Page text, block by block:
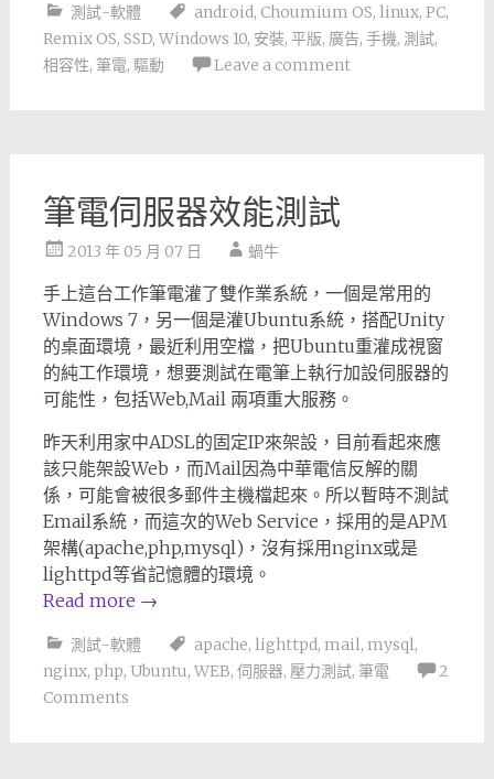
測試-軟體 android, Choumium OS, linux, PC,
Remix OS, SSD, Windows 10, 安裝, 平版, 廣告, 手機, 測試,
相容性, 筆電, 驅動 Leave a comment
筆電伺服器效能測試
2013 年 05 月 07 日 蝸牛
手上這台工作筆電灌了雙作業系統，一個是常用的
Windows 7，另一個是灌Ubuntu系統，搭配Unity
的桌面環境，最近利用空檔，把Ubuntu重灌成視窗
的純工作環境，想要測試在電筆上執行加設伺服器的
可能性，包括Web,Mail 兩項重大服務。
昨天利用家中ADSL的固定IP來架設，目前看起來應
該只能架設Web，而Mail因為中華電信反解的關
係，可能會被很多郵件主機檔起來。所以暫時不測試
Email系統，而這次的Web Service，採用的是APM
架構(apache,php,mysql)，沒有採用nginx或是
lighttpd等省記憶體的環境。
Read more →
測試-軟體 apache, lighttpd, mail, mysql,
nginx, php, Ubuntu, WEB, 伺服器, 壓力測試, 筆電
2
Comments